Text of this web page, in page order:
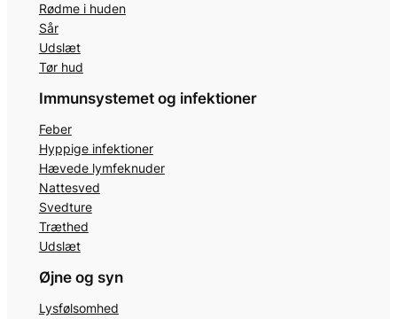
Rødme i huden
Sår
Udslæt
Tør hud
Immunsystemet og infektioner
Feber
Hyppige infektioner
Hævede lymfeknuder
Nattesved
Svedture
Træthed
Udslæt
Øjne og syn
Lysfølsomhed